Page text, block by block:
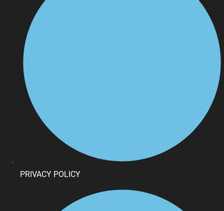
PRIVACY POLICY